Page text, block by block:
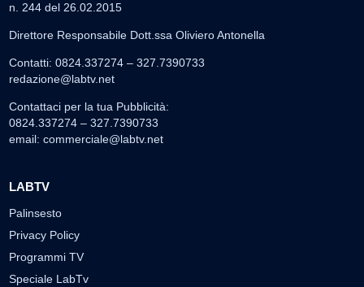
n. 244 del 26.02.2015
Direttore Responsabile Dott.ssa Oliviero Antonella
Contatti: 0824.337274 – 327.7390733
redazione@labtv.net
Contattaci per la tua Pubblicità:
0824.337274 – 327.7390733
email: commerciale@labtv.net
LABTV
Palinsesto
Privacy Policy
Programmi TV
Speciale LabTv